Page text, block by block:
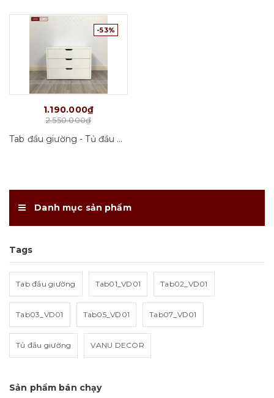
-53%
1.190.000₫
2.550.000₫
Tab đầu giường - Tủ đầu giường Tab03_VD01
Danh mục sản phẩm
Tags
Tab đầu giường Tab01_VD01 Tab02_VD01
Tab03_VD01 Tab05_VD01 Tab07_VD01
Tủ đầu giường VANU DECOR
Sản phẩm bán chạy